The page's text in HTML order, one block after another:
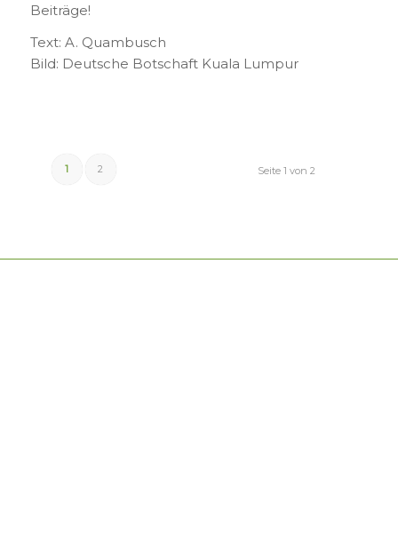
Beiträge!
Text: A. Quambusch
Bild: Deutsche Botschaft Kuala Lumpur
Seite 1 von 2
1 2